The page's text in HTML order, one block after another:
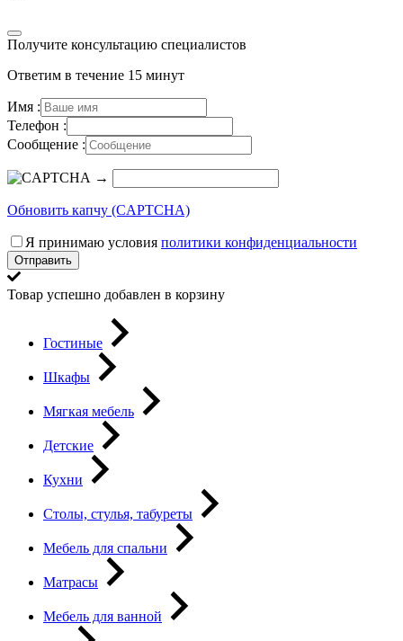
Получите консультацию специалистов
Ответим в течение 15 минут
Имя :
Телефон :
Сообщение :
→
Обновить капчу (CAPTCHA)
Я принимаю условия политики конфиденциальности
Отправить
Товар успешно добавлен в корзину
Гостиные
Шкафы
Мягкая мебель
Детские
Кухни
Столы, стулья, табуреты
Мебель для спальни
Матрасы
Мебель для ванной